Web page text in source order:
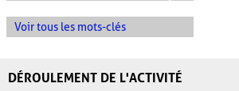
Voir tous les mots-clés
DÉROULEMENT DE L'ACTIVITÉ